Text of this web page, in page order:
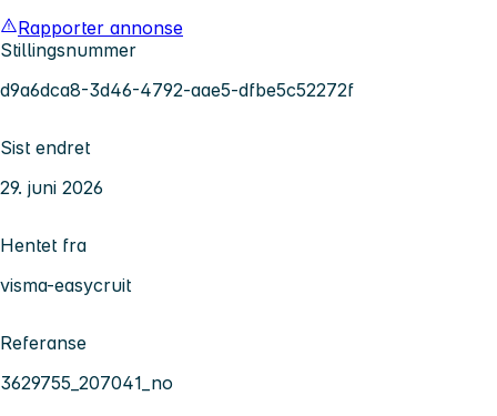
Rapporter annonse
Stillingsnummer
d9a6dca8-3d46-4792-aae5-dfbe5c52272f
Sist endret
29. juni 2026
Hentet fra
visma-easycruit
Referanse
3629755_207041_no